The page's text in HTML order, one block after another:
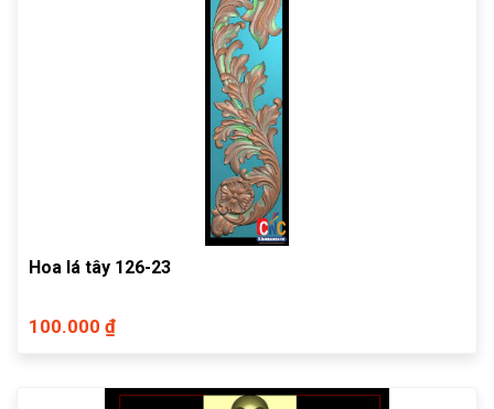
Hoa lá tây 126-23
100.000 ₫